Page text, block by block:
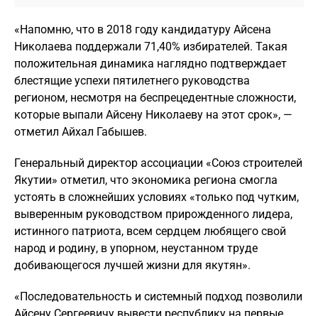
«Напомню, что в 2018 году кандидатуру Айсена
Николаева поддержали 71,40% избирателей. Такая
положительная динамика наглядно подтверждает
блестящие успехи пятилетнего руководства
регионом, несмотря на беспрецедентные сложности,
которые выпали Айсену Николаеву на этот срок», —
отметил Айхал Габышев.
Генеральный директор ассоциации «Союз строителей
Якутии» отметил, что экономика региона смогла
устоять в сложнейших условиях «только под чутким,
выверенным руководством прирожденного лидера,
истинного патриота, всем сердцем любящего свой
народ и родину, в упорном, неустанном труде
добивающегося лучшей жизни для якутян».
«Последовательность и системный подход позволили